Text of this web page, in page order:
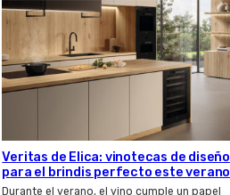
Veritas de Elica: vinotecas de diseño
para el brindis perfecto este verano
Durante el verano, el vino cumple un papel